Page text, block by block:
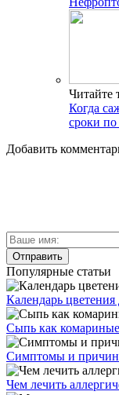
Читайте
Когда
сроки
Добавить
Популярные статьи
Календарь цветения
Сыпь как
Симптомы и
Чем лечить